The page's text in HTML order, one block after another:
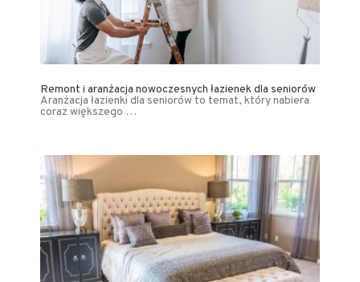
Remont i aranżacja nowoczesnych łazienek dla seniorów
Aranżacja łazienki dla seniorów to temat, który nabiera
coraz większego …